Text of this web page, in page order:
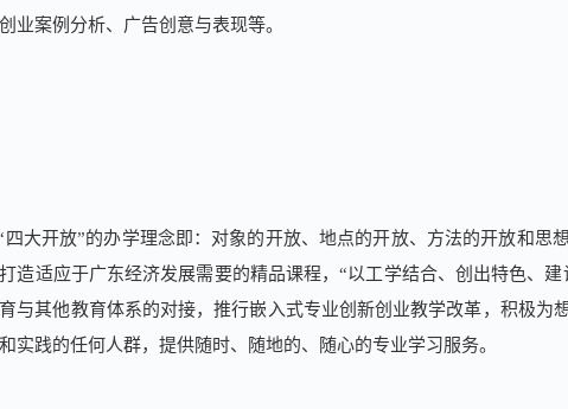
业案例分析、广告创意与表现等。
四大开放”的办学理念即：对象的开放、地点的开放、方法的开放和思
造适应于广东经济发展需要的精品课程，“以工学结合、创出特色、
与其他教育体系的对接，推行嵌入式专业创新创业教学改革，积极为
实践的任何人群，提供随时、随地的、随心的专业学习服务。